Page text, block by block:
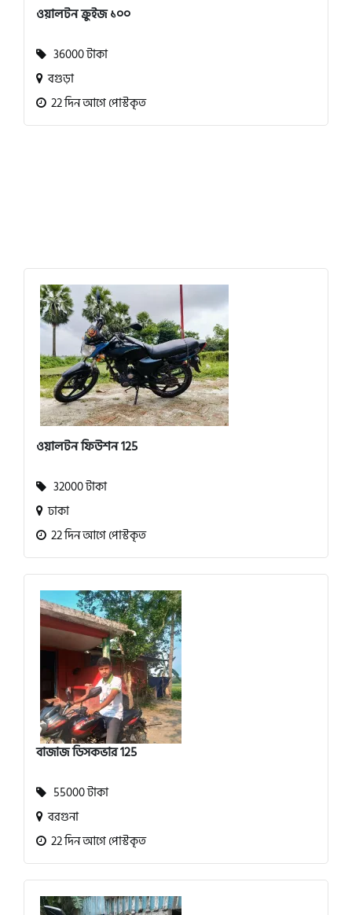
ওয়ালটন ক্রুইজ ১০০
36000 টাকা
বগুড়া
22 দিন আগে পোস্টকৃত
ওয়ালটন ফিউশন 125
32000 টাকা
ঢাকা
22 দিন আগে পোস্টকৃত
বাজাজ ডিসকভার 125
55000 টাকা
বরগুনা
22 দিন আগে পোস্টকৃত